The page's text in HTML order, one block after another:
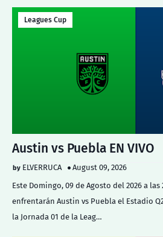
Leagues Cup
Austin vs Puebla EN VIVO
ELVERRUCA
August 09, 2026
Este Domingo, 09 de Agosto del 2026 a las
enfrentarán Austin vs Puebla el Estadio
la Jornada 01 de la Leag…